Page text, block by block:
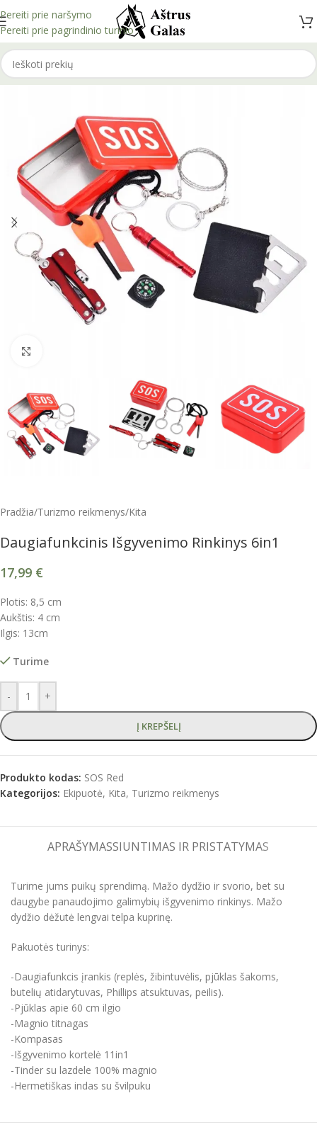
Pereiti prie naršymo
Pereiti prie pagrindinio turinio
Pradžia/Turizmo reikmenys/Kita
Daugiafunkcinis Išgyvenimo Rinkinys 6in1
17,99 €
Plotis: 8,5 cm
Aukštis: 4 cm
Ilgis: 13cm
Turime
- +
Į KREPŠELĮ
Produkto kodas: SOS Red
Kategorijos: Ekipuotė, Kita, Turizmo reikmenys
APRAŠYMASSIUNTIMAS IR PRISTATYMAS
Turime jums puikų sprendimą. Mažo dydžio ir svorio, bet su
daugybe panaudojimo galimybių išgyvenimo rinkinys. Mažo
dydžio dėžutė lengvai telpa kuprinę.
Pakuotės turinys:
-Daugiafunkcis įrankis (replės, žibintuvėlis, pjūklas šakoms,
butelių atidarytuvas, Phillips atsuktuvas, peilis).
-Pjūklas apie 60 cm ilgio
-Magnio titnagas
-Kompasas
-Išgyvenimo kortelė 11in1
-Tinder su lazdele 100% magnio
-Hermetiškas indas su švilpuku